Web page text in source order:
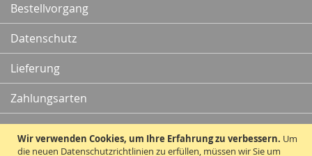
Wir verwenden Cookies, um Ihre Erfahrung zu verbessern. Um
die neuen Datenschutzrichtlinien zu erfüllen, müssen wir Sie um
Bestellvorgang
Datenschutz
Lieferung
Zahlungsarten
Kontakt